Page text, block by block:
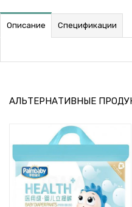
Описание Спецификации
АЛЬТЕРНАТИВНЫЕ